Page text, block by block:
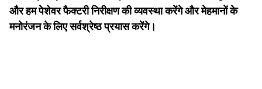
और हम पेशेवर फैक्टरी निरीक्षण की व्यवस्था करेंगे और मेहमानों के
मनोरंजन के लिए सर्वश्रेष्ठ प्रयास करेंगे।